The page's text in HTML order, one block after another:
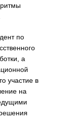
по
а
участие в
на